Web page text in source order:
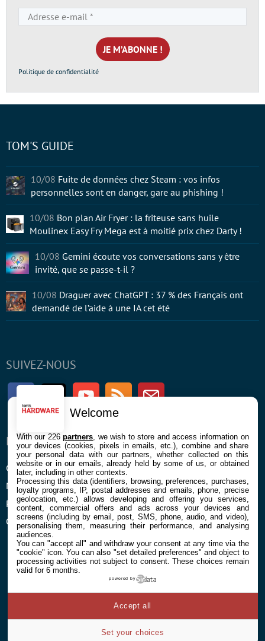
e-
mail
*
Politique de confidentialité
SUIVEZ-NOUS
FacebookTwitter Youtube RSS Newsletter
ENTREPRISE
Confidentialité et Cookies
Mentions légales et CGU
Préférences Cookies
Qui sommes nous
À PROPOS
Contact
TOM'S GUIDE
10/08 Fuite de données chez Steam : vos infos
personnelles sont en danger, gare au phishing !
10/08 Bon plan Air Fryer : la friteuse sans huile
Moulinex Easy Fry Mega est à moitié prix chez Darty !
10/08 Gemini écoute vos conversations sans y être
invité, que se passe-t-il ?
10/08 Draguer avec ChatGPT : 37 % des Français ont
demandé de l’aide à une IA cet été
Welcome
With our 226partners , we wish to store and access information on
your devices (cookies, pixels in emails, etc.), combine and share
your personal data with our partners, whether collected on this
website or in our emails, already held by some of us, or obtained
later, including in other contexts.
Processing this data (identifiers, browsing, preferences, purchases,
loyalty programs, IP, postal addresses and emails, phone, precise
geolocation, etc.) allows developing and offering you services,
content, commercial offers and ads across your devices and
screens (including by email, post, SMS, phone, audio, and video),
personalising them, measuring their performance, and analysing
audiences.
You can "accept all" and withdraw your consent at any time via the
"cookie" icon. You can also "set detailed preferences" and object to
processing activities not subject to consent. These choices remain
valid for 6 months.
powered by
Set your choices
Accept all